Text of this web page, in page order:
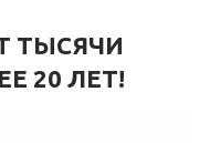
ТЫСЯЧИ
20 ЛЕТ!